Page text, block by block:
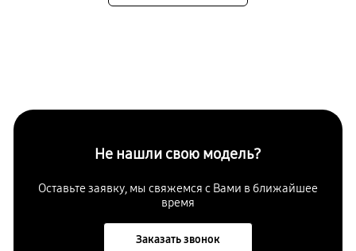
Не нашли свою модель?
Оставьте заявку, мы свяжемся с Вами в ближайшее
время
Заказать звонок